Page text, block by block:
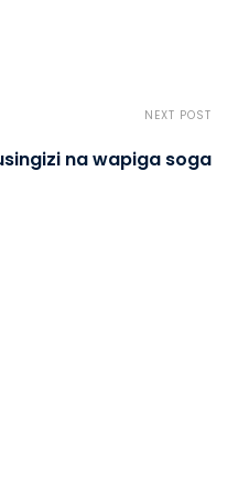
NEXT POST
na wapiga soga